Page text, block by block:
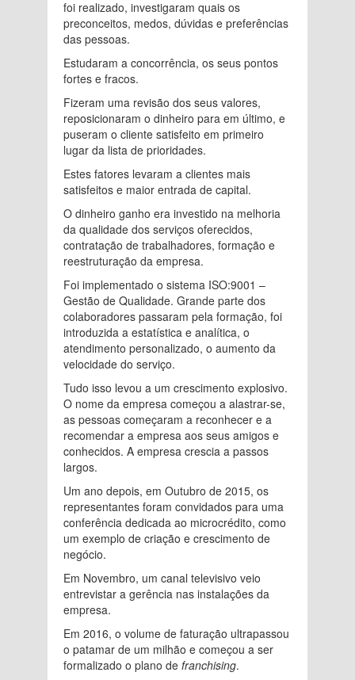
foi realizado, investigaram quais os
preconceitos, medos, dúvidas e preferências
das pessoas.
Estudaram a concorrência, os seus pontos
fortes e fracos.
Fizeram uma revisão dos seus valores,
reposicionaram o dinheiro para em último, e
puseram o cliente satisfeito em primeiro
lugar da lista de prioridades.
Estes fatores levaram a clientes mais
satisfeitos e maior entrada de capital.
O dinheiro ganho era investido na melhoria
da qualidade dos serviços oferecidos,
contratação de trabalhadores, formação e
reestruturação da empresa.
Foi implementado o sistema ISO:9001 –
Gestão de Qualidade. Grande parte dos
colaboradores passaram pela formação, foi
introduzida a estatística e analítica, o
atendimento personalizado, o aumento da
velocidade do serviço.
Tudo isso levou a um crescimento explosivo.
O nome da empresa começou a alastrar-se,
as pessoas começaram a reconhecer e a
recomendar a empresa aos seus amigos e
conhecidos. A empresa crescia a passos
largos.
Um ano depois, em Outubro de 2015, os
representantes foram convidados para uma
conferência dedicada ao microcrédito, como
um exemplo de criação e crescimento de
negócio.
Em Novembro, um canal televisivo veio
entrevistar a gerência nas instalações da
empresa.
Em 2016, o volume de faturação ultrapassou
o patamar de um milhão e começou a ser
formalizado o plano de franchising.